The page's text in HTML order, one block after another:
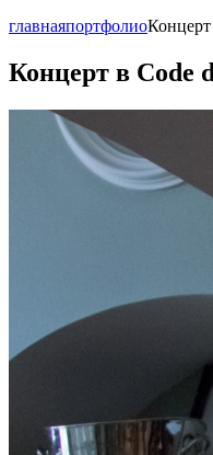
главнаяпортфолио
Концерт в Code